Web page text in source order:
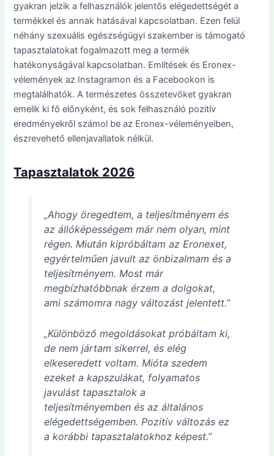
gyakran jelzik a felhasználók jelentős elégedettségét a
termékkel és annak hatásával kapcsolatban. Ezen felül
néhány szexuális egészségügyi szakember is támogató
tapasztalatokat fogalmazott meg a termék
hatékonyságával kapcsolatban. Említések és Eronex-
vélemények az Instagramon és a Facebookon is
megtalálhatók. A természetes összetevőket gyakran
emelik ki fő előnyként, és sok felhasználó pozitív
eredményekről számol be az Eronex-véleményeiben,
észrevehető ellenjavallatok nélkül.
Tapasztalatok 2026
„Ahogy öregedtem, a teljesítményem és
az állóképességem már nem olyan, mint
régen. Miután kipróbáltam az Eronexet,
egyértelműen javult az önbizalmam és a
teljesítményem. Most már
megbízhatóbbnak érzem a dolgokat,
ami számomra nagy változást jelentett.”
„Különböző megoldásokat próbáltam ki,
de nem jártam sikerrel, és elég
elkeseredett voltam. Mióta szedem
ezeket a kapszulákat, folyamatos
javulást tapasztalok a
teljesítményemben és az általános
elégedettségemben. Pozitív változás ez
a korábbi tapasztalatokhoz képest.”